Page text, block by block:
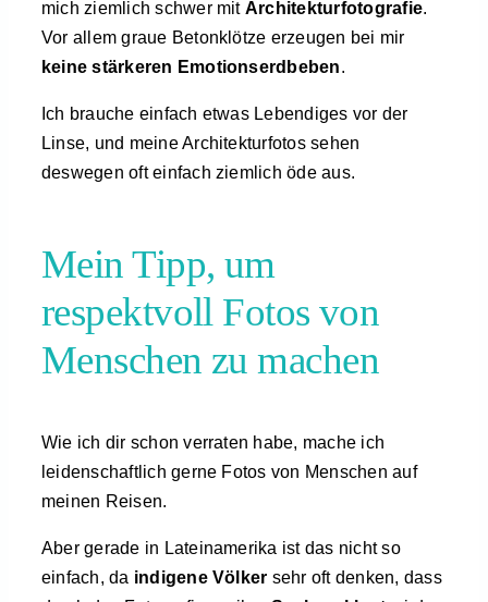
mich ziemlich schwer mit Architekturfotografie.
Vor allem graue Betonklötze erzeugen bei mir
keine stärkeren Emotionserdbeben.
Ich brauche einfach etwas Lebendiges vor der
Linse, und meine Architekturfotos sehen
deswegen oft einfach ziemlich öde aus.
Mein Tipp, um
respektvoll Fotos von
Menschen zu machen
Wie ich dir schon verraten habe, mache ich
leidenschaftlich gerne Fotos von Menschen auf
meinen Reisen.
Aber gerade in Lateinamerika ist das nicht so
einfach, da indigene Völker sehr oft denken, dass